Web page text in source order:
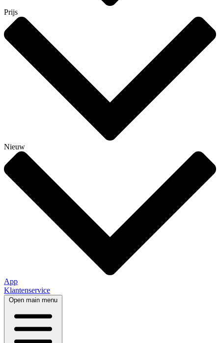
Prijs
Nieuw
App
Klantenservice
Open main menu